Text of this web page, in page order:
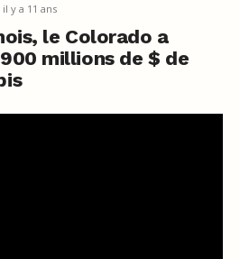
il y a 11 ans
le Colorado a
millions de $ de